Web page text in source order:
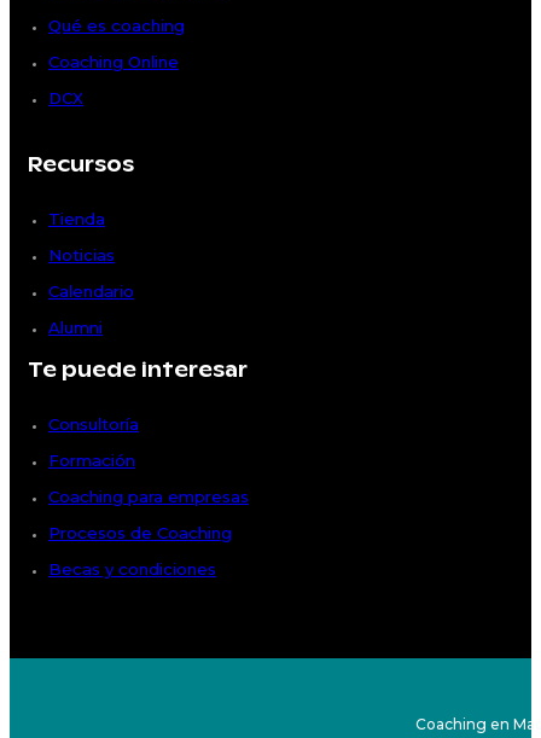
Qué es coaching
Coaching Online
DCX
Recursos
Tienda
Noticias
Calendario
Alumni
Te puede interesar
Consultoría
Formación
Coaching para empresas
Procesos de Coaching
Becas y condiciones
Coaching en